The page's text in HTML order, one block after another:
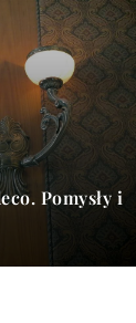
Pomysły i